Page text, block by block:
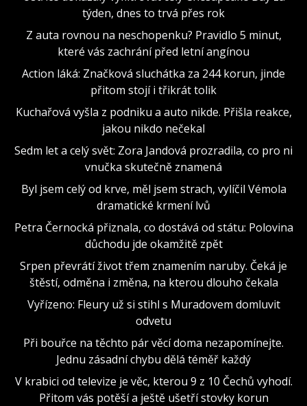
týden, dnes to trvá přes rok
Z auta rovnou na neschopenku? Pravidlo 5 minut,
které vás zachrání před letní angínou
Action láká: Značková sluchátka za 244 korun, jinde
přitom stojí i třikrát tolik
Kuchařová vyšla z podniku a auto nikde. Přišla reakce,
jakou nikdo nečekal
Sedm let a celý svět: Zora Jandová prozradila, co pro ni
vnučka skutečně znamená
Byl jsem celý od krve, měl jsem strach, vylíčil Vémola
dramatické krmení lvů
Petra Černocká přiznala, co dostává od státu: Polovina
důchodu jde okamžitě zpět
Srpen převrátí život třem znamením naruby. Čeká je
štěstí, odměna i změna, na kterou dlouho čekala
Vyřízeno: Fleury už si stihl s Muradovem domluvit
odvetu
Při bouřce na těchto pár věcí doma nezapomínejte.
Jednu zásadní chybu dělá téměř každý
V krabici od televize je věc, kterou 9 z 10 Čechů vyhodí.
Přitom vás potěší a ještě ušetří stovky korun